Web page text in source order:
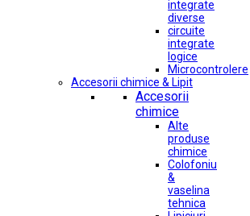
integrate
diverse
circuite
integrate
logice
Microcontrolere
Accesorii chimice & Lipit
Accesorii
chimice
Alte
produse
chimice
Colofoniu
&
vaselina
tehnica